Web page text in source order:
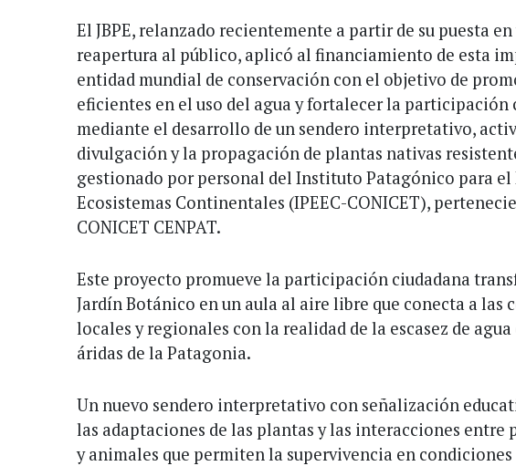
El JBPE, relanzado recientemente a partir de su puesta
reapertura al público, aplicó al financiamiento de esta
entidad mundial de conservación con el objetivo de
eficientes en el uso del agua y fortalecer la participación
mediante el desarrollo de un sendero interpretativo,
divulgación y la propagación de plantas nativas
gestionado por personal del Instituto Patagónico para el
Ecosistemas Continentales (IPEEC-CONICET),
CONICET CENPAT.
Este proyecto promueve la participación ciudadana
Jardín Botánico en un aula al aire libre que conecta a las
locales y regionales con la realidad de la escasez de
áridas de la Patagonia.
Un nuevo sendero interpretativo con señalización
las adaptaciones de las plantas y las interacciones entre
y animales que permiten la supervivencia en condiciones